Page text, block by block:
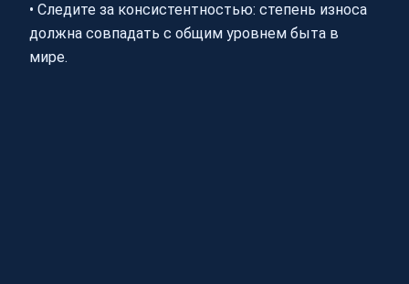
• Следите за консистентностью: степень износа
должна совпадать с общим уровнем быта в
мире.